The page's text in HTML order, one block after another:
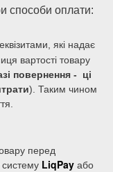
способи оплати:
які надає
вартості товару
повернення - ці
). Таким чином
перед
систему LiqPay або